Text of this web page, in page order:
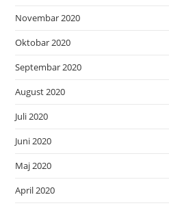
Novembar 2020
Oktobar 2020
Septembar 2020
August 2020
Juli 2020
Juni 2020
Maj 2020
April 2020